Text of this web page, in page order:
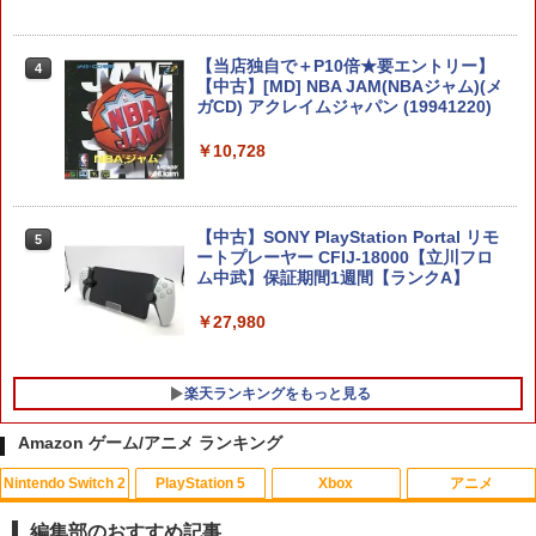
ELDEN RING Tarnished Edition 【Swit
【中古】【18歳以上対象】S．T．A．
L．K．E．R． 2： Heart of Chornobyl
ューティング・ゲーム
4
【当店独自で＋P10倍★要エントリー】
【中古】[MD] NBA JAM(NBAジャム)(メ
ガCD) アクレイムジャパン (19941220)
￥10,728
5
【中古】SONY PlayStation Portal リモ
ートプレーヤー CFIJ-18000【立川フロ
ム中武】保証期間1週間【ランクA】
￥27,980
楽天ランキングをもっと見る
1
【送料無料】ヴァージン・パンク Clock
work Girl(通常版)/アニメーション[Blu-r
Amazon ゲーム/アニメ ランキング
Nintendo Switch 2 PlayStation 5 Xbox アニメ
編集部のおすすめ記事